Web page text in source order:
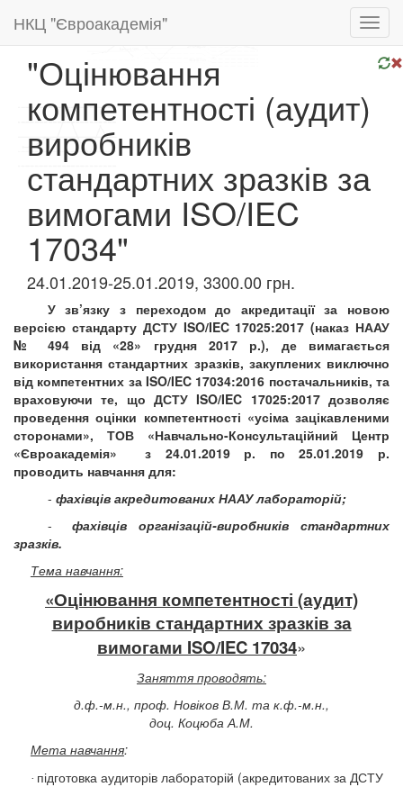
НКЦ "Євроакадемія"
"Оцінювання
компетентності (аудит)
виробників
стандартних зразків за
вимогами ISO/IEC
17034"
24.01.2019-25.01.2019, 3300.00 грн.
У зв’язку з переходом до акредитації за новою
версією стандарту ДСТУ ISO/IEC17025:2017 (наказ НААУ
№ 494 від «28» грудня 2017 р.), де вимагається
використання стандартних зразків, закуплених виключно
від компетентних за ISO/IEC 17034:2016 постачальників, та
враховуючи те, що ДСТУ ISO/IEC 17025:2017 дозволяє
проведення оцінки компетентності «усіма зацікавленими
сторонами», ТОВ «Навчально-Консультаційний Центр
«Євроакадемія»
з 24.01.2019 р. по 25.01.2019 р.
проводить навчання для:
- фахівців акредитованих НААУ лабораторій;
-
фахівців організацій-виробників стандартних
зразків.
Тема навчання:
«Оцінювання компетентності (аудит)
виробників стандартних зразків за
вимогами ISO/IEC 17034»
Заняття проводять:
д.ф.-м.н., проф. Новіков В.М. та к.ф.-м.н.,
доц. Коцюба А.М.
Мета навчання:
· підготовка аудиторів лабораторій (акредитованих за ДСТУ